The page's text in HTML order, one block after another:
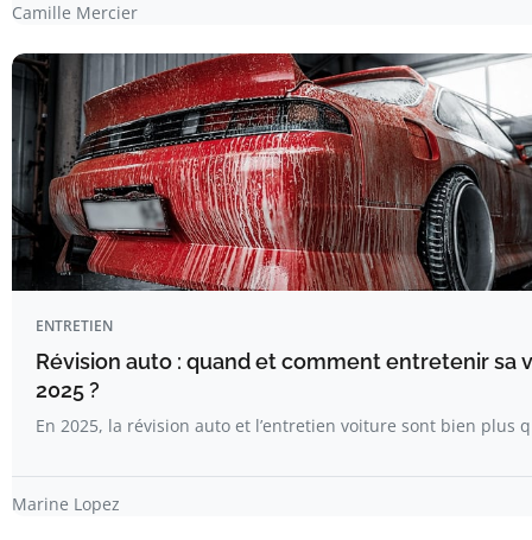
Camille Mercier
ENTRETIEN
Révision auto : quand et comment entretenir sa
2025 ?
En 2025, la révision auto et l’entretien voiture sont bien plus
Marine Lopez